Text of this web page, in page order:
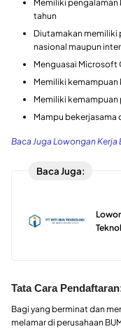
Memiliki
tahun
Diutamakan
nasional maupun
Menguasai Microsoft
Memiliki
Memiliki
Mampu bekerjasama
Baca Juga Lowongan Kerja
Baca Juga:
Tata Cara
Bagi yang berminat dan
melamar di perusahaan